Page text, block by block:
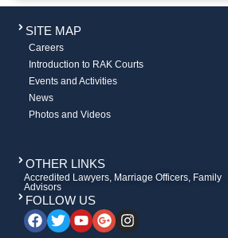
SITE MAP
Careers
Introduction to RAK Courts
Events and Activities
News
Photos and Videos
OTHER LINKS
Accredited Lawyers, Marriage Officers, Family
Advisors
FOLLOW US